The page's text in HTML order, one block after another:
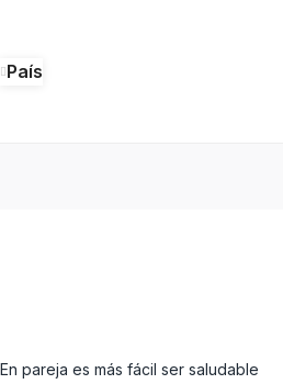
País
En pareja es más fácil ser saludable